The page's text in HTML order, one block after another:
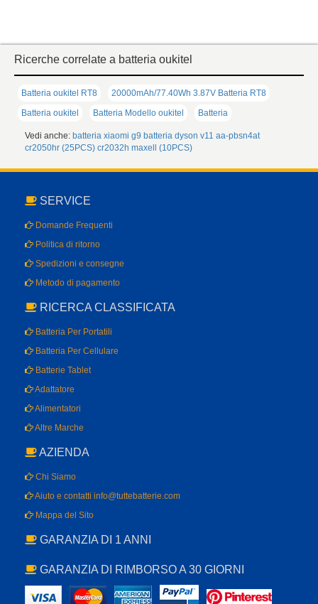
Ricerche correlate a batteria oukitel
Batteria oukitel RT8
20000mAh/77.40Wh 3.87V Batteria RT8
Batteria oukitel
Batteria Modello oukitel Batteria
Vedi anche: batteria xiaomi g9 batteria dyson v11 aa-pbsn4at
cr2050hr (25PCS) cr2032h maxell (10PCS)
SERVICE
Domande Frequenti
Politica di ritorno
Spedizioni e consegne
Metodo di pagamento
RICERCA CLASSIFICATA
Batteria Per Portatili
Batteria Per Cellulare
Batterie Tablet
Adattatore
Alimentatori
Altre Marche
AZIENDA
Chi Siamo
Aiuto e contatti info@tuttebatterie.com
Mappa del Sito
GARANZIA DI 1 ANNI
GARANZIA DI RIMBORSO A 30 GIORNI